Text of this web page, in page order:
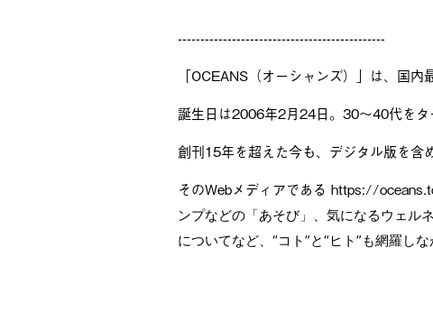
----------------------------------------------
「OCEANS（オーシャンズ）」は、国
誕生日は2006年2月24日。30〜40代をタ
創刊15年を超えた今も、デジタル版を含
そのWebメディアである https://
ンプなどの「あそび」、気になるウェル
についてなど、“コト”と“ヒト”も網羅し